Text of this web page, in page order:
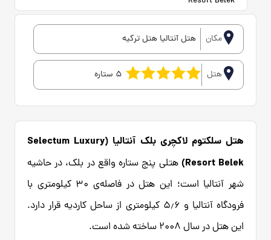
مکان هتل آنتالیا هتل ترکیه
هتل 5 ستاره
هتل سلکتوم لاکچری بلک آنتالیا (Selectum Luxury
Resort Belek) هتلی پنج ستاره واقع در بلک، در حاشیه
شهر آنتالیا است؛ این هتل در فاصله‌ی ۳۰ کیلومتری با
فرودگاه آنتالیا و ۵٫۶ کیلومتری از ساحل کاردیه قرار دارد.
این هتل در سال ۲۰۰۸ ساخته شده است.